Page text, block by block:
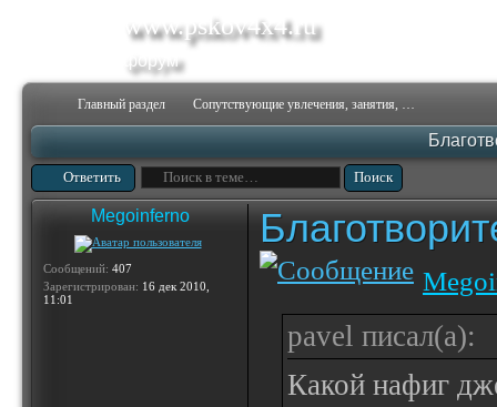
www.pskov4x4.ru
форум
Главный раздел Сопутствующие увлечения, занятия, развлечения.
Ответить
Megoinferno
Сообщений: 407
Зарегистрирован: 16 дек 2010,
11:01
pavel писал(а):
Какой нафиг